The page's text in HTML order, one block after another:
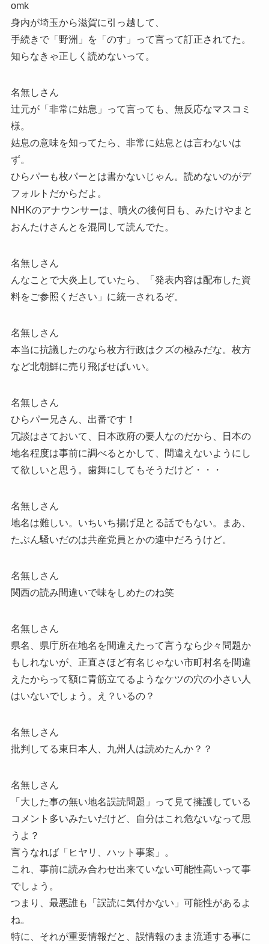
omk
身内が埼玉から滋賀に引っ越して、
手続きで「野洲」を「のす」って言って訂正されてた。
知らなきゃ正しく読めないって。
名無しさん
辻元が「非常に姑息」って言っても、無反応なマスコミ
様。
姑息の意味を知ってたら、非常に姑息とは言わないは
ず。
ひらパーも枚パーとは書かないじゃん。読めないのがデ
フォルトだからだよ。
NHKのアナウンサーは、噴火の後何日も、みたけやまと
おんたけさんとを混同して読んでた。
名無しさん
んなことで大炎上していたら、「発表内容は配布した資
料をご参照ください」に統一されるぞ。
名無しさん
本当に抗議したのなら枚方行政はクズの極みだな。枚方
など北朝鮮に売り飛ばせばいい。
名無しさん
ひらパー兄さん、出番です！
冗談はさておいて、日本政府の要人なのだから、日本の
地名程度は事前に調べるとかして、間違えないようにし
て欲しいと思う。歯舞にしてもそうだけど・・・
名無しさん
地名は難しい。いちいち揚げ足とる話でもない。まあ、
たぶん騒いだのは共産党員とかの連中だろうけど。
名無しさん
関西の読み間違いで味をしめたのね笑
名無しさん
県名、県庁所在地名を間違えたって言うなら少々問題か
もしれないが、正直さほど有名じゃない市町村名を間違
えたからって額に青筋立てるようなケツの穴の小さい人
はいないでしょう。え？いるの？
名無しさん
批判してる東日本人、九州人は読めたんか？？
名無しさん
「大した事の無い地名誤読問題」って見て擁護している
コメント多いみたいだけど、自分はこれ危ないなって思
うよ？
言うなれば「ヒヤリ、ハット事案」。
これ、事前に読み合わせ出来ていない可能性高いって事
でしょう。
つまり、最悪誰も「誤読に気付かない」可能性があるよ
ね。
特に、それが重要情報だと、誤情報のまま流通する事に